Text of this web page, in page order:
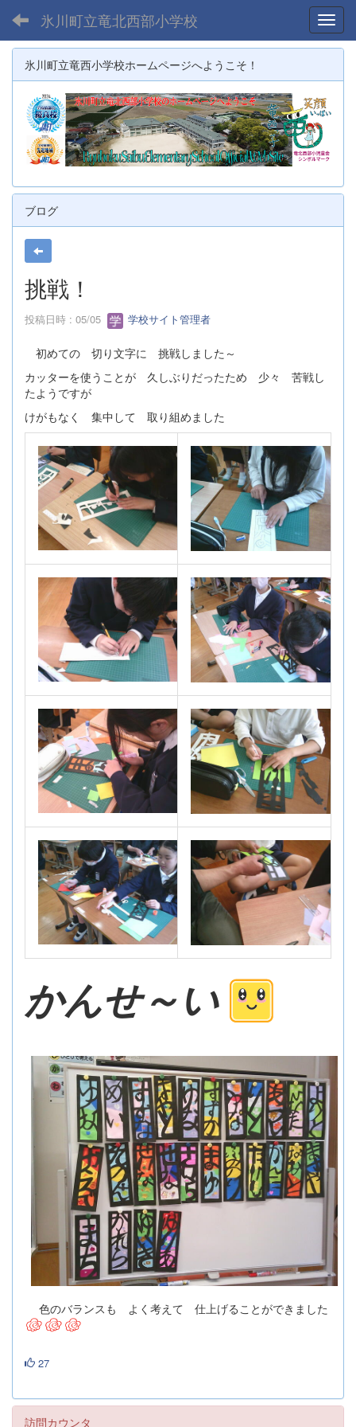
氷川町立竜北西部小学校
氷川町立竜西小学校ホームページへようこそ！
ブログ
挑戦！
投稿日時 : 05/05 学校サイト管理者
初めての 切り文字に 挑戦しました～
カッターを使うことが 久しぶりだったため 少々 苦戦し
たようですが
けがもなく 集中して 取り組めました
かんせ～い
色のバランスも よく考えて 仕上げることができました
27
訪問カウンタ